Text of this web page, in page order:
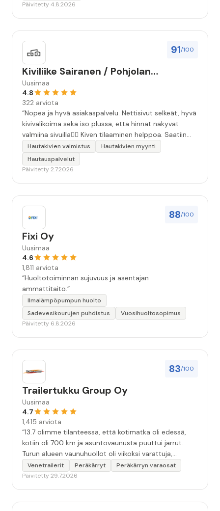
Päivitetty 4.8.2026
91/100
Kiviliike Sairanen / Pohjolan
Muistokivi
Uusimaa
4.8
322 arviota
“Nopea ja hyvä asiakaspalvelu. Nettisivut selkeät, hyvä
kivivalikoima sekä iso plussa, että hinnat näkyvät
valmiina sivuilla👍🏻 Kiven tilaaminen helppoa. Saatiin
äidille kaunis, ammattitaidolla tehty kivi❤️ Kiitos!”
Hautakivien valmistus
Hautakivien myynti
Hautauspalvelut
Päivitetty 2.7.2026
88/100
Fixi Oy
Uusimaa
4.6
1,811 arviota
“Huoltotoiminnan sujuvuus ja asentajan
ammattitaito.”
Ilmalämpöpumpun huolto
Sadevesikourujen puhdistus
Vuosihuoltosopimus
Päivitetty 6.8.2026
83/100
Trailertukku Group Oy
Uusimaa
4.7
1,415 arviota
“13.7 olimme tilanteessa, että kotimatka oli edessä,
kotiin oli 700 km ja asuntovaunusta puuttui jarrut.
Turun alueen vaunuhuollot oli viikoksi varattuja,
asentajien kädet täynnä työtä. Eräs vaunuhuolto
neuvoi olemaan yhteydessä Turun Trailertukkuun.
Venetrailerit Peräkärryt
Peräkärryn varaosat
Päivitetty 29.7.2026